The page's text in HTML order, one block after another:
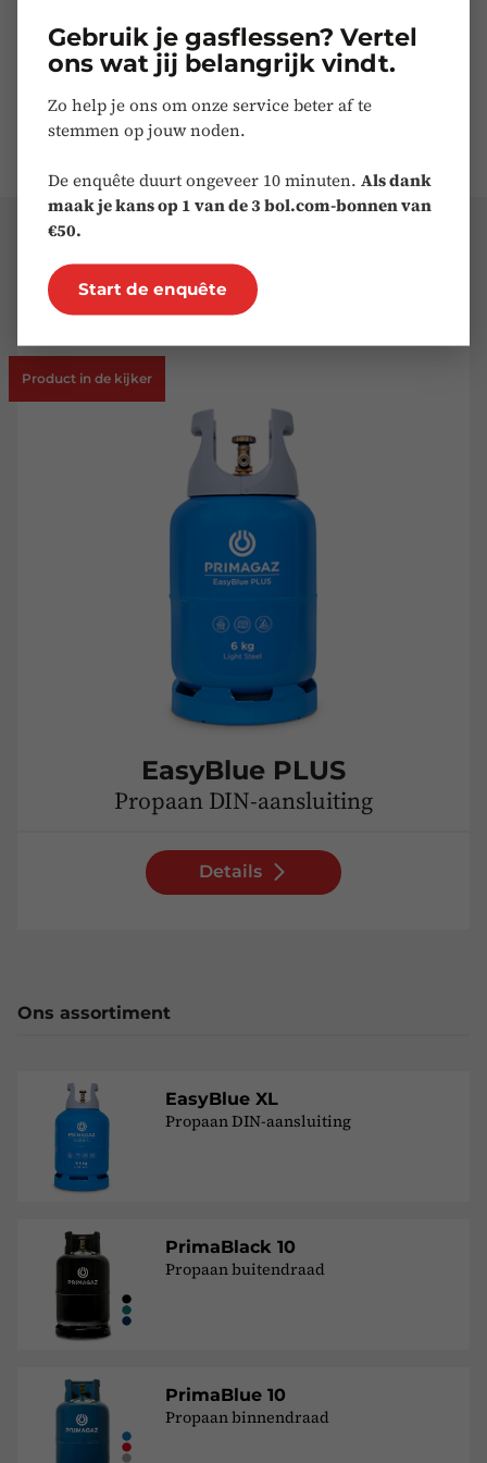
Gebruik je gasflessen? Vertel
ons wat jij belangrijk vindt.
Zo help je ons om onze service beter af te
stemmen op jouw noden.
De enquête duurt ongeveer 10 minuten. Als dank
maak je kans op 1 van de 3 bol.com-bonnen van
€50.
Start de enquête
professioneel gebruik. Onze EasyBlue-modellen zijn
even licht als een plastic gasfles terwijl ze de
bovendien gevuld metFuturia Propaan .
Onze aanbevelingen
Product in de kijker
EasyBlue PLUS
Propaan DIN-aansluiting
Details
Ons assortiment
EasyBlue XL
Propaan DIN-aansluiting
PrimaBlack 10
Propaan buitendraad
PrimaBlue 10
Propaan binnendraad